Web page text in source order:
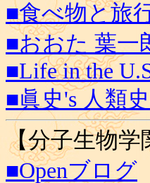
■食べ物と旅
■おおた 葉一
■Life in the
■眞史's 人類
【分子生物学
■Openブログ